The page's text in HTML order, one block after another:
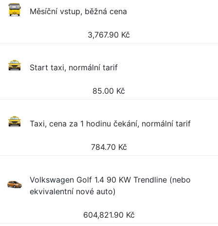
Měsíční vstup, běžná cena
3,767.90 Kč
Start taxi, normální tarif
85.00 Kč
Taxi, cena za 1 hodinu čekání, normální tarif
784.70 Kč
Volkswagen Golf 1.4 90 KW Trendline (nebo
ekvivalentní nové auto)
604,821.90 Kč